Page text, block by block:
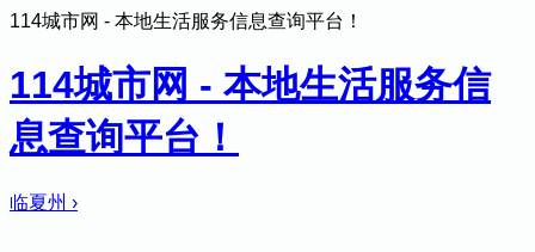
114城市网 - 本地生活服务信息查询平台！
114城市网 - 本地生活服务信
息查询平台！
临夏州 ›